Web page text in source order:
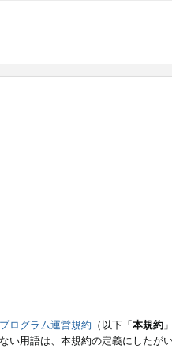
ログラム運営規約 （以下「本規約
用語は、本規約の定義にしたが